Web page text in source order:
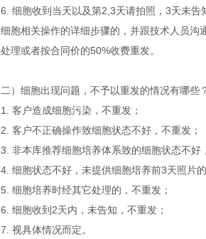
6. 细胞收到当天以及第2,3天请拍照，3天未
细胞相关操作的详细步骤的，并跟技术人员
处理或者按合同价的50%收费重发。
二）细胞出现问题，不予以重发的情况有哪些
1. 客户造成细胞污染，不重发；
2. 客户不正确操作致细胞状态不好，不重发；
3. 非本库推荐细胞培养体系致的细胞状态不好
4. 细胞状态不好，未提供细胞培养前3天照片的
5. 细胞培养时经其它处理的，不重发；
6. 细胞收到2天内，未告知，不重发；
7. 视具体情况而定。